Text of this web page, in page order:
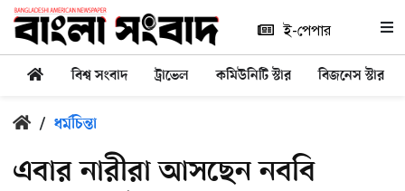
ই-পেপার
বিশ্ব সংবাদ ট্রাভেল কমিউনিটি স্টার বিজনেস স্টার
/ ধর্মচিন্তা
এবার নারীরা আসছেন নববি